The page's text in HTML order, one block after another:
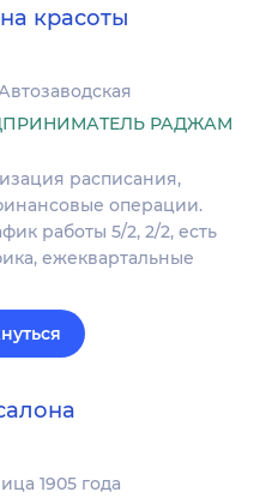
красоты
РАДЖАМ
расписания,
операции.
работы 5/2, 2/2, есть
ежеквартальные
1905 года